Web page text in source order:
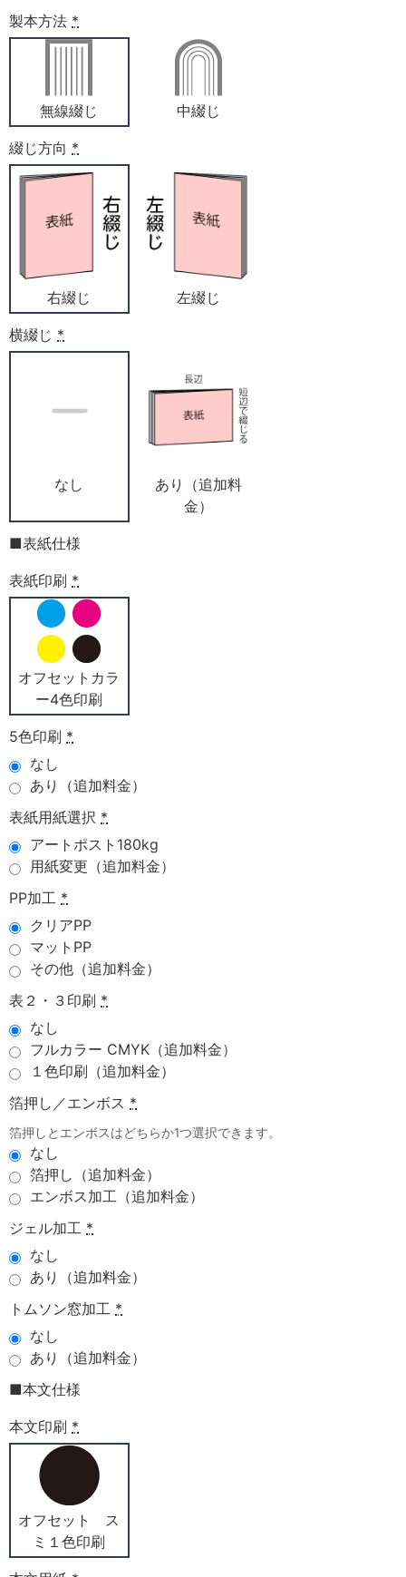
製本方法 *
無線綴じ 中綴じ
綴じ方向 *
右綴じ 左綴じ
横綴じ *
なし
あり（追加料
金）
■表紙仕様
表紙印刷 *
オフセットカラ
ー4色印刷
5色印刷 *
なし
あり（追加料金）
表紙用紙選択 *
アートポスト180kg
用紙変更（追加料金）
PP加工 *
クリアPP
マットPP
その他（追加料金）
表２・３印刷 *
なし
フルカラー CMYK（追加料金）
１色印刷（追加料金）
箔押し／エンボス *
箔押しとエンボスはどちらか1つ選択できます。
なし
箔押し（追加料金）
エンボス加工（追加料金）
ジェル加工 *
なし
あり（追加料金）
トムソン窓加工 *
なし
あり（追加料金）
■本文仕様
本文印刷 *
オフセット ス
ミ１色印刷